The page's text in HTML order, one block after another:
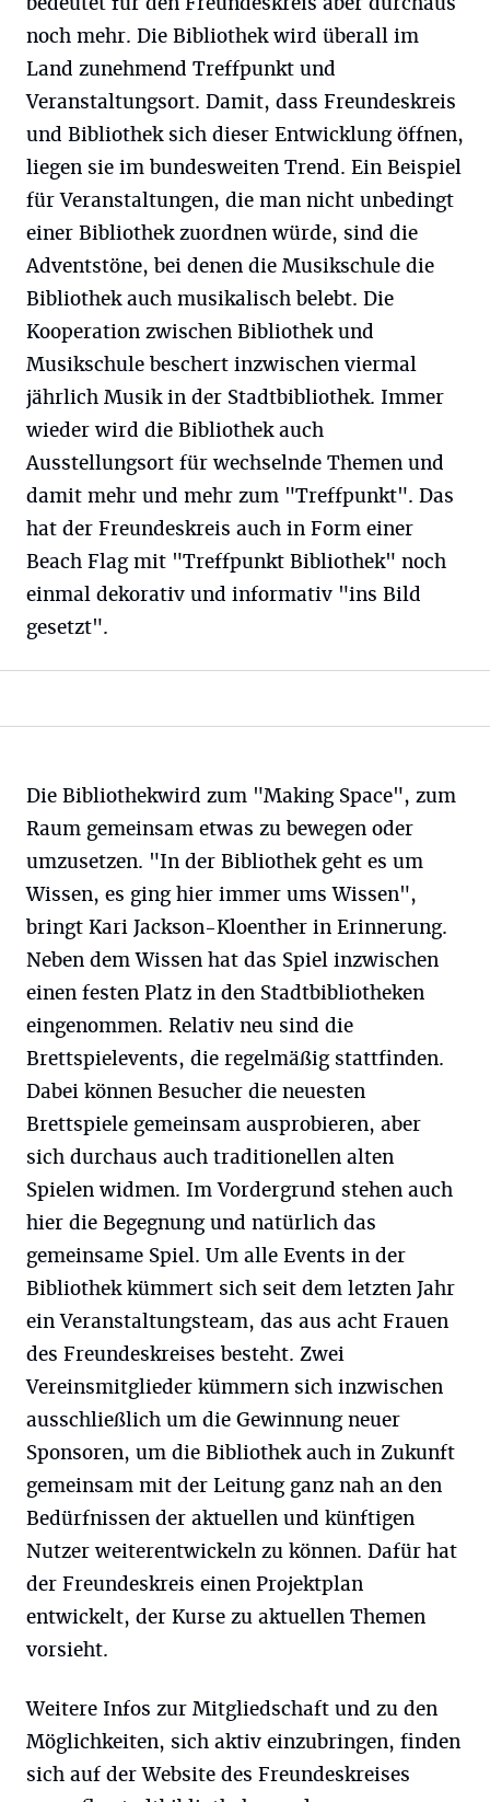
noch mehr. Die Bibliothek wird überall im
Land zunehmend Treffpunkt und
Veranstaltungsort. Damit, dass Freundeskreis
und Bibliothek sich dieser Entwicklung öffnen,
liegen sie im bundesweiten Trend. Ein Beispiel
für Veranstaltungen, die man nicht unbedingt
einer Bibliothek zuordnen würde, sind die
Adventstöne, bei denen die Musikschule die
Bibliothek auch musikalisch belebt. Die
Kooperation zwischen Bibliothek und
Musikschule beschert inzwischen viermal
jährlich Musik in der Stadtbibliothek. Immer
wieder wird die Bibliothek auch
Ausstellungsort für wechselnde Themen und
damit mehr und mehr zum "Treffpunkt". Das
hat der Freundeskreis auch in Form einer
Beach Flag mit "Treffpunkt Bibliothek" noch
einmal dekorativ und informativ "ins Bild
gesetzt".
Die Bibliothekwird zum "Making Space", zum
Raum gemeinsam etwas zu bewegen oder
umzusetzen. "In der Bibliothek geht es um
Wissen, es ging hier immer ums Wissen",
bringt Kari Jackson-Kloenther in Erinnerung.
Neben dem Wissen hat das Spiel inzwischen
einen festen Platz in den Stadtbibliotheken
eingenommen. Relativ neu sind die
Brettspielevents, die regelmäßig stattfinden.
Dabei können Besucher die neuesten
Brettspiele gemeinsam ausprobieren, aber
sich durchaus auch traditionellen alten
Spielen widmen. Im Vordergrund stehen auch
hier die Begegnung und natürlich das
gemeinsame Spiel. Um alle Events in der
Bibliothek kümmert sich seit dem letzten Jahr
ein Veranstaltungsteam, das aus acht Frauen
des Freundeskreises besteht. Zwei
Vereinsmitglieder kümmern sich inzwischen
ausschließlich um die Gewinnung neuer
Sponsoren, um die Bibliothek auch in Zukunft
gemeinsam mit der Leitung ganz nah an den
Bedürfnissen der aktuellen und künftigen
Nutzer weiterentwickeln zu können. Dafür hat
der Freundeskreis einen Projektplan
entwickelt, der Kurse zu aktuellen Themen
vorsieht.
Weitere Infos zur Mitgliedschaft und zu den
Möglichkeiten, sich aktiv einzubringen, finden
sich auf der Website des Freundeskreises